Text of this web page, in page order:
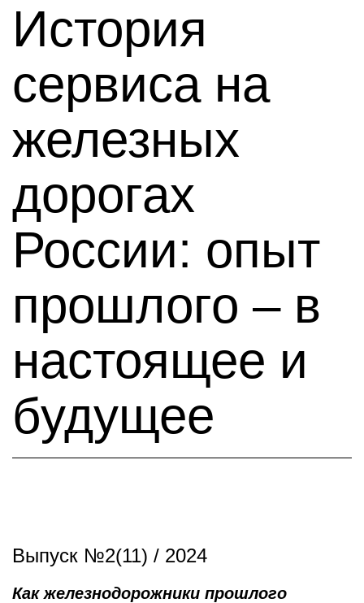
История
сервиса на
железных
дорогах
России: опыт
прошлого – в
настоящее и
будущее
Выпуск №2(11) / 2024
Как железнодорожники прошлого